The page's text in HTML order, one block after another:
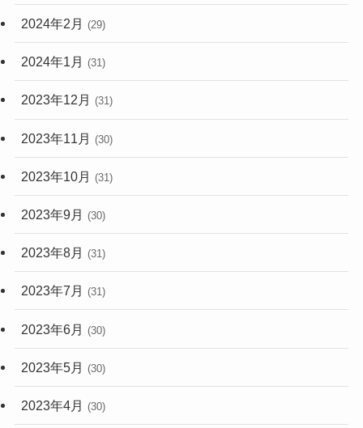
2024年2月 (29)
2024年1月 (31)
2023年12月 (31)
2023年11月 (30)
2023年10月 (31)
2023年9月 (30)
2023年8月 (31)
2023年7月 (31)
2023年6月 (30)
2023年5月 (30)
2023年4月 (30)